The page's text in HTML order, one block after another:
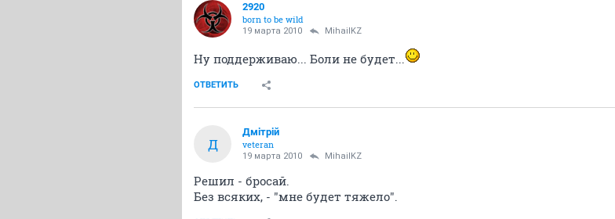
2920
born to be wild
19 марта 2010 MihailKZ
Ну поддерживаю... Боли не будет...
ОТВЕТИТЬ
Д
Дмiтрiй
veteran
19 марта 2010 MihailKZ
Решил - бросай.
Без всяких, - "мне будет тяжело".